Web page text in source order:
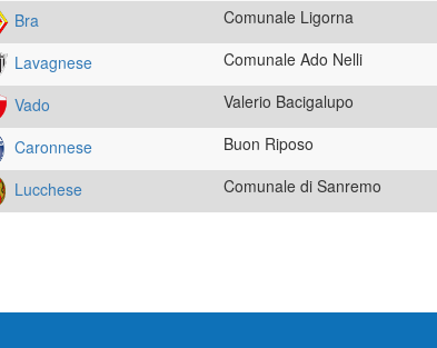
Bra Comunale Ligorna
Lavagnese Comunale Ado Nelli
Vado Valerio Bacigalupo
Caronnese Buon Riposo
Lucchese Comunale di Sanremo